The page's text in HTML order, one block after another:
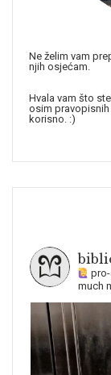
Ne želim vam
njih osjećam.
Hvala vam što
osim
korisno. :)
much